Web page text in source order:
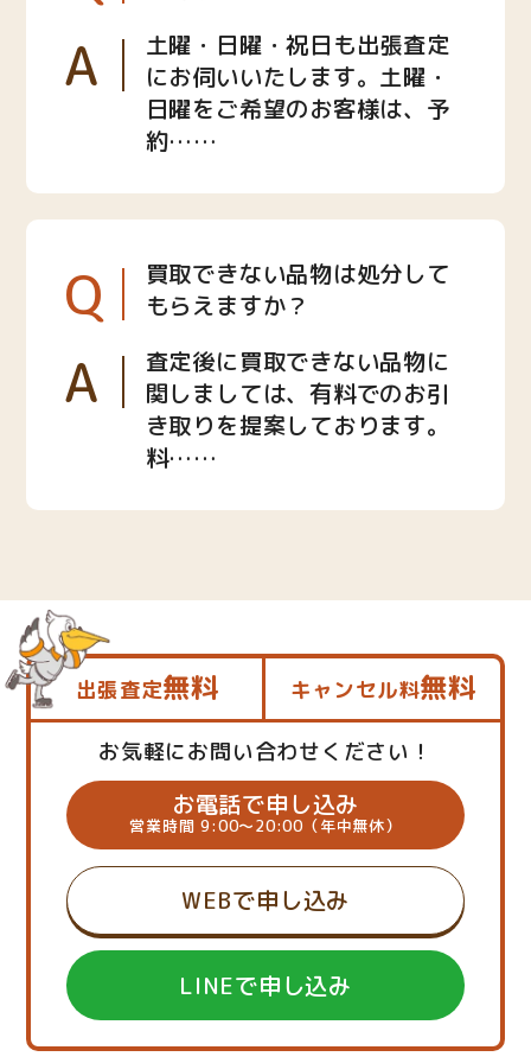
A
土曜・日曜・祝日も出張査定
にお伺いいたします。土曜・
日曜をご希望のお客様は、予
約……
Q
買取できない品物は処分して
もらえますか？
A
査定後に買取できない品物に
関しましては、有料でのお引
き取りを提案しております。
料……
出張査定無料 キャンセル料無料
お気軽にお問い合わせください！
お電話で申し込み
営業時間 9:00～20:00（年中無休）
WEBで申し込み
LINEで申し込み